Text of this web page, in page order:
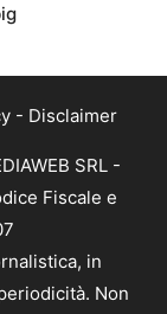
- Disclaimer
SRL -
Fiscale e
in
Non